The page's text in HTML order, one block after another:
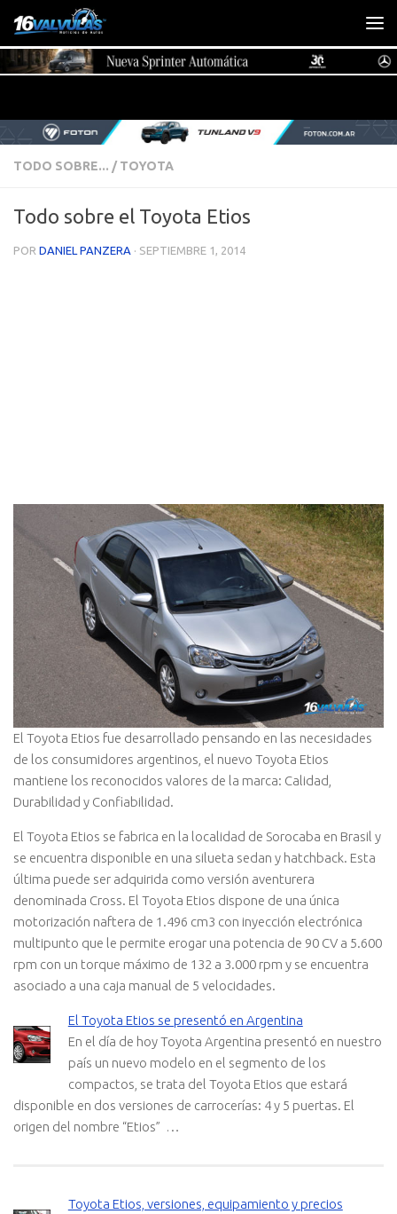
Saltar al contenido
TODO SOBRE... / TOYOTA
Todo sobre el Toyota Etios
POR DANIEL PANZERA · SEPTIEMBRE 1, 2014
El Toyota Etios fue desarrollado pensando en las necesidades
de los consumidores argentinos, el nuevo Toyota Etios
mantiene los reconocidos valores de la marca: Calidad,
Durabilidad y Confiabilidad.
El Toyota Etios se fabrica en la localidad de Sorocaba en Brasil y
se encuentra disponible en una silueta sedan y hatchback. Esta
última puede ser adquirida como versión aventurera
denominada Cross. El Toyota Etios dispone de una única
motorización naftera de 1.496 cm3 con inyección electrónica
multipunto que le permite erogar una potencia de 90 CV a 5.600
rpm con un torque máximo de 132 a 3.000 rpm y se encuentra
asociado a una caja manual de 5 velocidades.
El Toyota Etios se presentó en Argentina
En el día de hoy Toyota Argentina presentó en nuestro
país un nuevo modelo en el segmento de los
compactos, se trata del Toyota Etios que estará
disponible en dos versiones de carrocerías: 4 y 5 puertas. El
origen del nombre “Etios” …
Toyota Etios, versiones, equipamiento y precios